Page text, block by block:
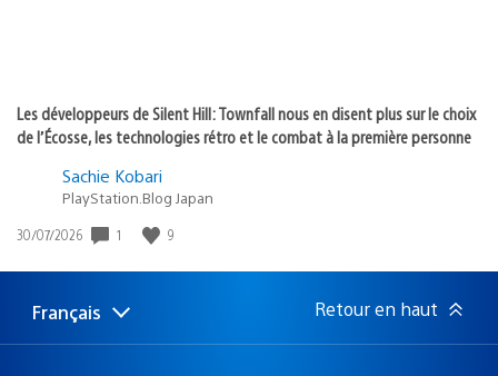
Les développeurs de Silent Hill: Townfall nous en disent plus sur le choix
de l’Écosse, les technologies rétro et le combat à la première personne
Sachie Kobari
PlayStation.Blog Japan
Date
publication
30/07/2026 1 9
Choisir
une
Région
actuelle
Français Retour en haut